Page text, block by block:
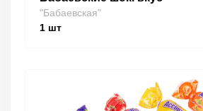
"Бабаевская"
1 шт